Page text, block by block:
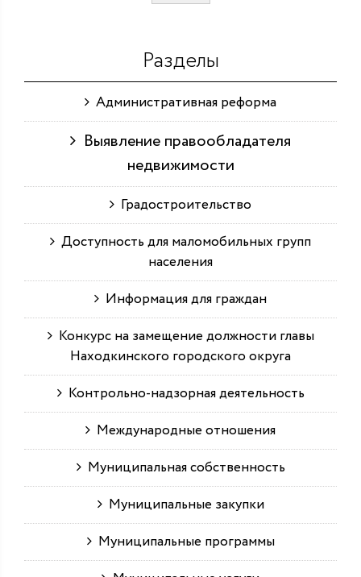
Разделы
Административная реформа
Выявление правообладателя
недвижимости
Градостроительство
Доступность для маломобильных групп
населения
Информация для граждан
Конкурс на замещение должности главы
Находкинского городского округа
Контрольно-надзорная деятельность
Международные отношения
Муниципальная собственность
Муниципальные закупки
Муниципальные программы